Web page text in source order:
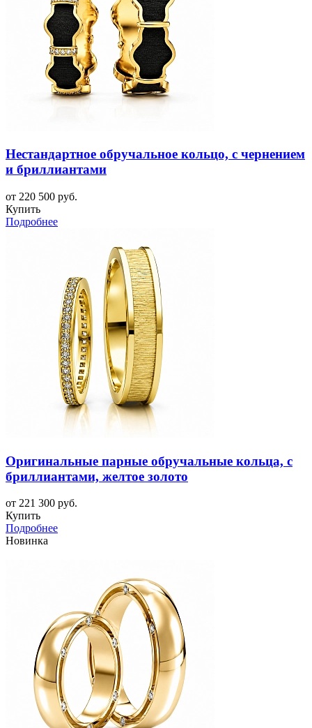
Нестандартное обручальное кольцо, с чернением
и бриллиантами
от 220 500 руб.
Купить
Подробнее
Оригинальные парные обручальные кольца, с
бриллиантами, желтое золото
от 221 300 руб.
Купить
Подробнее
Новинка